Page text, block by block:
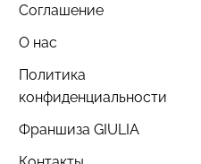
Соглашение
О нас
Политика
конфиденциальности
Франшиза GIULIA